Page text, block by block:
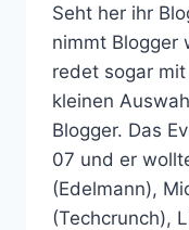
Seht her ihr
nimmt Blogger
redet sogar
kleinen
Blogger. Das
07 und er
(Edelmann),
(Techcrunch),